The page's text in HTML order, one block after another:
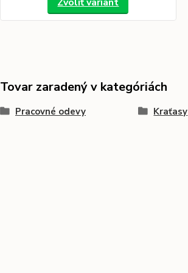
Tovar zaradený v kategóriách
Pracovné odevy Kraťasy